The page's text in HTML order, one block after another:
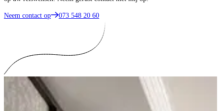
Neem contact op 073 548 20 60